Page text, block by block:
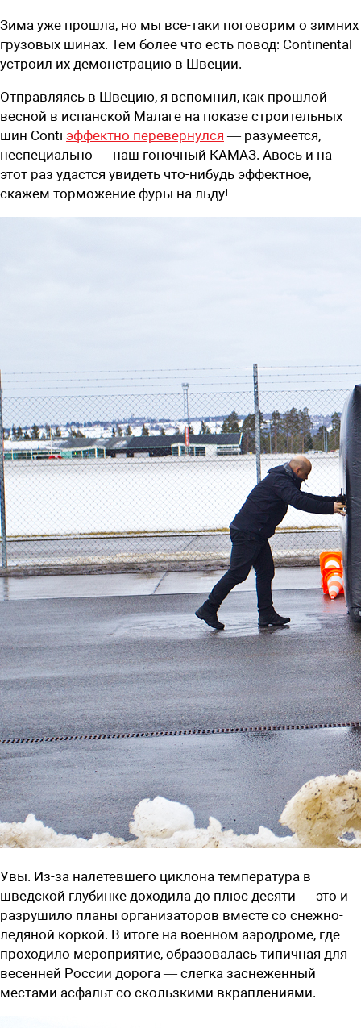
Зима уже прошла, но мы все-таки поговорим о зимних
грузовых шинах. Тем более что есть повод: Continental
устроил их демонстрацию в Швеции.
Отправляясь в Швецию, я вспомнил, как прошлой
весной в испанской Малаге на показе строительных
шин Conti эффектно перевернулся — разумеется,
неспециально — наш гоночный КАМАЗ. Авось и на
этот раз удастся увидеть что-нибудь эффектное,
скажем торможение фуры на льду!
Увы. Из-за налетевшего циклона температура в
шведской глубинке доходила до плюс десяти — это и
разрушило планы организаторов вместе со снежно-
ледяной коркой. В итоге на военном аэродроме, где
проходило мероприятие, образовалась типичная для
весенней России дорога — слегка заснеженный
местами асфальт со скользкими вкраплениями.